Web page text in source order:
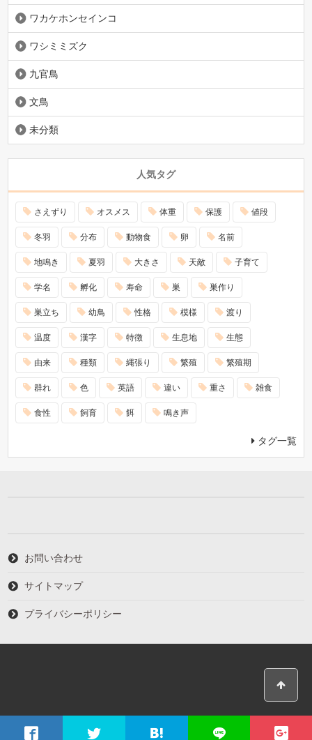
ワカケホンセインコ
ワシミミズク
九官鳥
文鳥
未分類
人気タグ
さえずり オスメス 体重 保護 値段
冬羽 分布 動物食 卵 名前
地鳴き 夏羽 大きさ 天敵 子育て
学名 孵化 寿命 巣 巣作り
巣立ち 幼鳥 性格 模様 渡り
温度 漢字 特徴 生息地 生態
由来 種類 縄張り 繁殖 繁殖期
群れ 色 英語 違い 重さ 雑食
食性 飼育 餌 鳴き声
タグ一覧
お問い合わせ
サイトマップ
プライバシーポリシー